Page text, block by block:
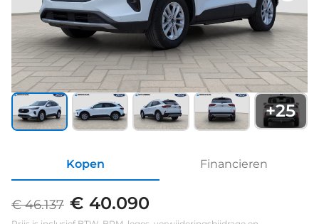
+25
Kopen Financieren
€ 46.137 € 40.090